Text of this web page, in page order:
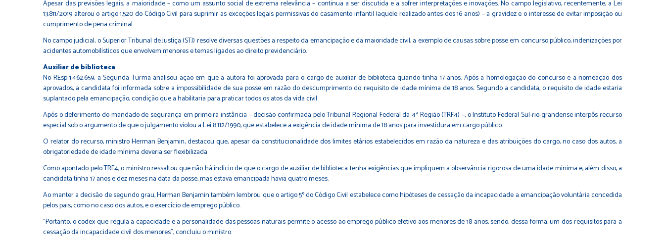
Apesar das previsões legais, a maioridade – como um assunto social de extrema relevância – continua a ser discutida e a sofrer interpretações e inovações. No campo legislativo, recentemente, a Lei
13.811/2019 alterou o artigo 1.520 do Código Civil para suprimir as exceções legais permissivas do casamento infantil (aquele realizado antes dos 16 anos) – a gravidez e o interesse de evitar imposição ou
cumprimento de pena criminal.
No campo judicial, o Superior Tribunal de Justiça (STJ) resolve diversas questões a respeito da emancipação e da maioridade civil, a exemplo de causas sobre posse em concurso público, indenizações por
acidentes automobilísticos que envolvem menores e temas ligados ao direito previdenciário.
Auxiliar de bibl​ioteca
No REsp 1.462.659, a Segunda Turma analisou ação em que a autora foi aprovada para o cargo de auxiliar de biblioteca quando tinha 17 anos. Após a homologação do concurso e a nomeação dos
aprovados, a candidata foi informada sobre a impossibilidade de sua posse em razão do descumprimento do requisito de idade mínima de 18 anos. Segundo a candidata, o requisito de idade estaria
suplantado pela emancipação, condição que a habilitaria para praticar todos os atos da vida civil.
Após o deferimento do mandado de segurança em primeira instância – decisão confirmada pelo Tribunal Regional Federal da 4ª Região (TRF4) –, o Instituto Federal Sul-rio-grandense interpôs recurso
especial sob o argumento de que o julgamento violou a Lei 8.112/1990, que estabelece a exigência de idade mínima de 18 anos para investidura em cargo público.
O relator do recurso, ministro Herman Benjamin, destacou que, apesar da constitucionalidade dos limites etários estabelecidos em razão da natureza e das atribuições do cargo, no caso dos autos, a
obrigatoriedade de idade mínima deveria ser flexibilizada.
Como apontado pelo TRF4, o ministro ressaltou que não há indício de que o cargo de auxiliar de biblioteca tenha exigências que impliquem a observância rigorosa de uma idade mínima e, além disso, a
candidata tinha 17 anos e dez meses na data da posse, mas estava emancipada havia quatro meses.
Ao manter a decisão de segundo grau, Herman Benjamin também lembrou que o artigo 5º do Código Civil estabelece como hipóteses de cessação da incapacidade a emancipação voluntária concedida
pelos pais, como no caso dos autos, e o exercício de emprego público.
"Portanto, o codex que regula a capacidade e a personalidade das pessoas naturais permite o acesso ao emprego público efetivo aos menores de 18 anos, sendo, dessa forma, um dos requisitos para a
cessação da incapacidade civil dos menores", concluiu o ministro.